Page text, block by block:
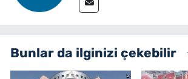
Bunlar da ilginizi çekebilir